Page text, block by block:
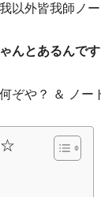
以外皆我師
んとあるんです
ぞや？ ＆ ノ